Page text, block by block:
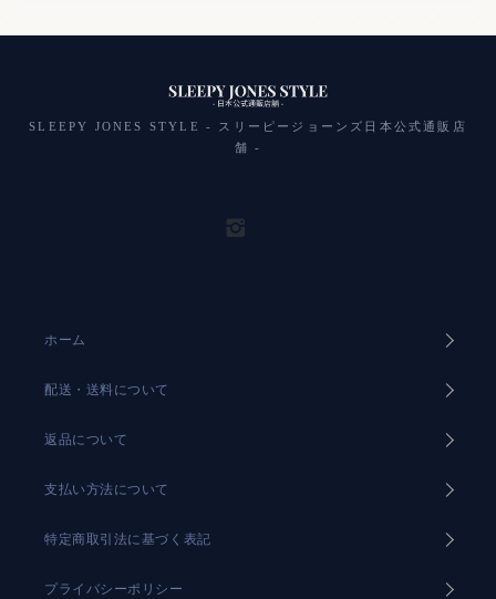
SLEEPY JONES STYLE - スリーピージョーンズ日本公式通販店
舗 -
ホーム
配送・送料について
返品について
支払い方法について
特定商取引法に基づく表記
プライバシーポリシー